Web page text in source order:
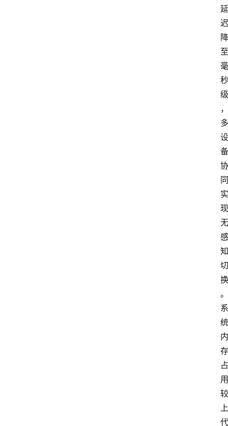
延
迟
降
至
毫
秒
级
，
多
设
备
协
同
实
现
无
感
知
切
换
。
系
统
内
存
占
用
较
上
代